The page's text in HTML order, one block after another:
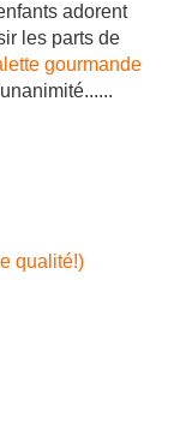
adorent
les parts de
gourmande
qualité!)